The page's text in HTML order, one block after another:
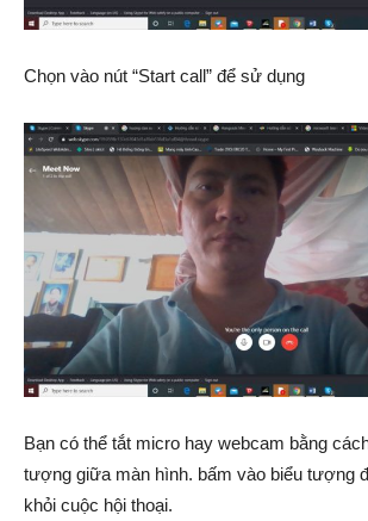
Chọn vào nút “Start call” để sử dụng
Bạn có thể tắt micro hay webcam bằng
tượng giữa màn hình. bấm vào biểu tượng
khỏi cuộc hội thoại.